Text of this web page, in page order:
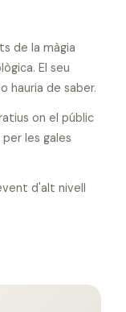
de la màgia
El seu
hauria de saber.
on el públic
les gales
d'alt nivell